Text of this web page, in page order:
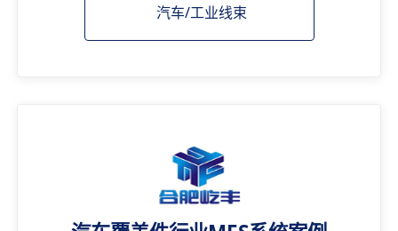
汽车/工业线束